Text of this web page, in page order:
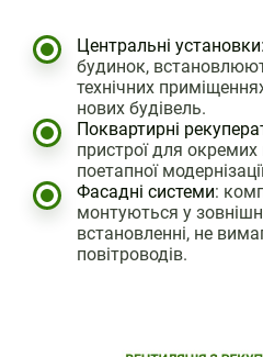
Центральні установки
будинок,
технічних
нових будівель.
Поквартирні
пристрої для
поетапної
Фасадні системи:
монтуються у
встановленні, не
повітроводів.